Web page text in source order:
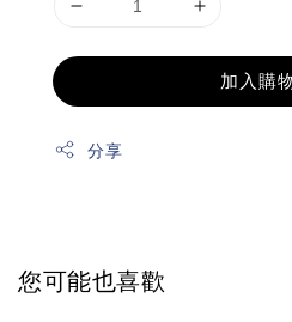
加入購
分享
您可能也喜歡